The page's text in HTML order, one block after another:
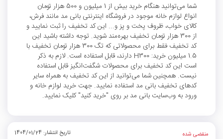
شما می‌توانید هنگام خرید بیش از 1 میلیون و 500 هزار تومان
انواع لوازم خانه موجود در فروشگاه اینترنتی بانی مد مانند فرش،
کالای خواب، ظروف پخت و پز و... این کد تخفیف را ثبت نمایید و
از 300 هزار تومان تخفیف بهره‌مند شوید. توجه داشته باشید این
کد تخفیف فقط برای محصولاتی که تگ 300 هزار تومان تخفیف با
1.5 میلیون خرید: H300 دارند، قابل استفاده است. لازم به ذکر
است این کد تخفیف برای محصولات شگفت‌انگیز قابل استفاده
نیست. همچنین شما می‌توانید از این کد تخفیف به همراه سایر
کدهای تخفیف بانی مد استفاده نمایید. جهت خرید لوازم خانه و
ورود به وب‌سایت بانی مد بر روی "خرید کنید" کلیک نمایید.
منقضی شده تاریخ انتشار: 1404/01/24